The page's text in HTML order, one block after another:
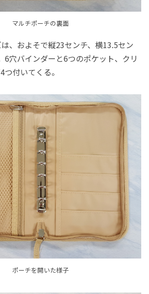
マルチポーチの裏面
、およそで縦23センチ、横13.5セン
6穴バインダーと6つのポケット、クリ
付いてくる。
ポーチを開いた様子